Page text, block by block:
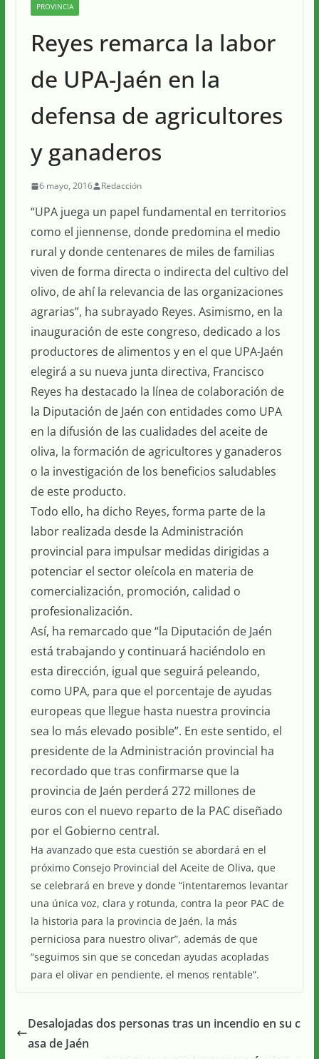
PROVINCIA
Reyes remarca la labor
de UPA-Jaén en la
defensa de agricultores
y ganaderos
6 mayo, 2016 Redacción
“UPA juega un papel fundamental en territorios
como el jiennense, donde predomina el medio
rural y donde centenares de miles de familias
viven de forma directa o indirecta del cultivo del
olivo, de ahí la relevancia de las organizaciones
agrarias”, ha subrayado Reyes. Asimismo, en la
inauguración de este congreso, dedicado a los
productores de alimentos y en el que UPA-Jaén
elegirá a su nueva junta directiva, Francisco
Reyes ha destacado la línea de colaboración de
la Diputación de Jaén con entidades como UPA
en la difusión de las cualidades del aceite de
oliva, la formación de agricultores y ganaderos
o la investigación de los beneficios saludables
de este producto.
Todo ello, ha dicho Reyes, forma parte de la
labor realizada desde la Administración
provincial para impulsar medidas dirigidas a
potenciar el sector oleícola en materia de
comercialización, promoción, calidad o
profesionalización.
Así, ha remarcado que “la Diputación de Jaén
está trabajando y continuará haciéndolo en
esta dirección, igual que seguirá peleando,
como UPA, para que el porcentaje de ayudas
europeas que llegue hasta nuestra provincia
sea lo más elevado posible”. En este sentido, el
presidente de la Administración provincial ha
recordado que tras confirmarse que la
provincia de Jaén perderá 272 millones de
euros con el nuevo reparto de la PAC diseñado
por el Gobierno central.
Ha avanzado que esta cuestión se abordará en el
próximo Consejo Provincial del Aceite de Oliva, que
se celebrará en breve y donde “intentaremos levantar
una única voz, clara y rotunda, contra la peor PAC de
la historia para la provincia de Jaén, la más
perniciosa para nuestro olivar”, además de que
“seguimos sin que se concedan ayudas acopladas
para el olivar en pendiente, el menos rentable”.
Desalojadas dos personas tras un incendio en su c
asa de Jaén